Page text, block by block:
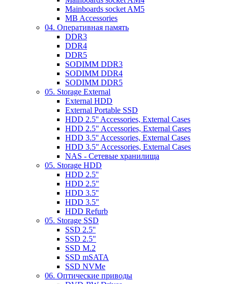
Mainboards socket AM5
MB Accessories
04. Оперативная память
DDR3
DDR4
DDR5
SODIMM DDR3
SODIMM DDR4
SODIMM DDR5
05. Storage External
External HDD
External Portable SSD
HDD 2.5'' Accessories, External Cases
HDD 2.5" Accessories, External Cases
HDD 3.5'' Accessories, External Cases
HDD 3.5" Accessories, External Cases
NAS - Сетевые хранилища
05. Storage HDD
HDD 2.5''
HDD 2.5"
HDD 3.5''
HDD 3.5"
HDD Refurb
05. Storage SSD
SSD 2.5''
SSD 2.5"
SSD M.2
SSD mSATA
SSD NVMe
06. Оптические приводы